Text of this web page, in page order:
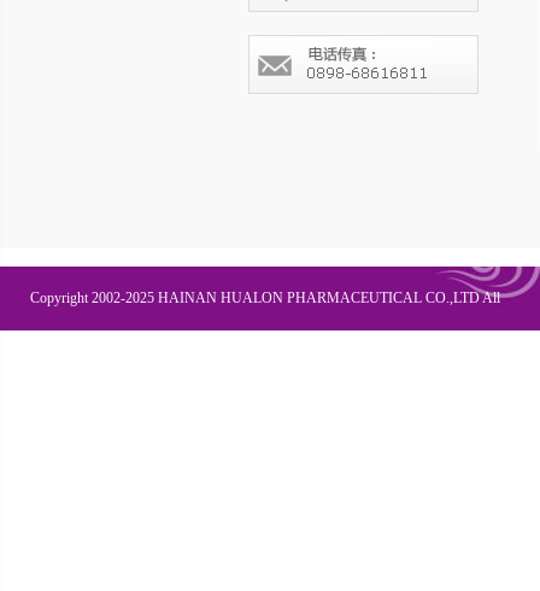
Copyright 2002-2025 HAINAN HUALON PHARMACEUTICAL CO.,LTD All